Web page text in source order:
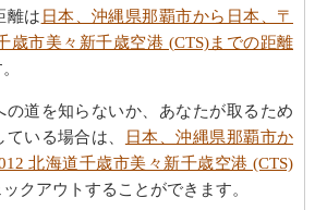
離は 日本、沖縄県那覇市から日本、〒
歳市美々新千歳空港 (CTS)までの距離
の道を知らないか、あなたが取るため
いる場合は、
日本、沖縄県那覇市か
北海道千歳市美々新千歳空港 (CTS)
ックアウトすることができます。